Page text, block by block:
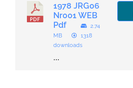
1978 JRG06
Nr001 WEB
Pdf
2.74
MB
1318
downloads
...